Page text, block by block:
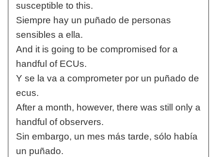
susceptible to this.
Siempre hay un puñado de personas
sensibles a ella.
And it is going to be compromised for a
handful of ECUs.
Y se la va a comprometer por un puñado de
ecus.
After a month, however, there was still only a
handful of observers.
Sin embargo, un mes más tarde, sólo había
un puñado.